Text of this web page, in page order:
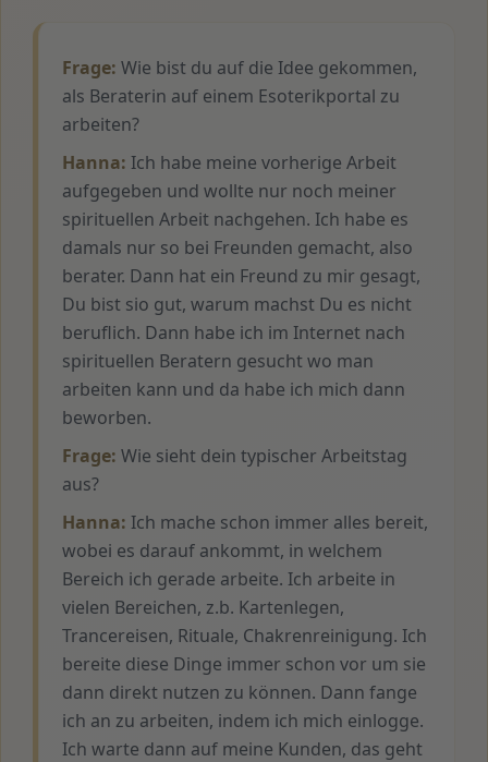
Frage: Wie bist du auf die Idee gekommen,
als Beraterin auf einem Esoterikportal zu
arbeiten?
Hanna: Ich habe meine vorherige Arbeit
aufgegeben und wollte nur noch meiner
spirituellen Arbeit nachgehen. Ich habe es
damals nur so bei Freunden gemacht, also
berater. Dann hat ein Freund zu mir gesagt,
Du bist sio gut, warum machst Du es nicht
beruflich. Dann habe ich im Internet nach
spirituellen Beratern gesucht wo man
arbeiten kann und da habe ich mich dann
beworben.
Frage: Wie sieht dein typischer Arbeitstag
aus?
Hanna: Ich mache schon immer alles bereit,
wobei es darauf ankommt, in welchem
Bereich ich gerade arbeite. Ich arbeite in
vielen Bereichen, z.b. Kartenlegen,
Trancereisen, Rituale, Chakrenreinigung. Ich
bereite diese Dinge immer schon vor um sie
dann direkt nutzen zu können. Dann fange
ich an zu arbeiten, indem ich mich einlogge.
Ich warte dann auf meine Kunden, das geht